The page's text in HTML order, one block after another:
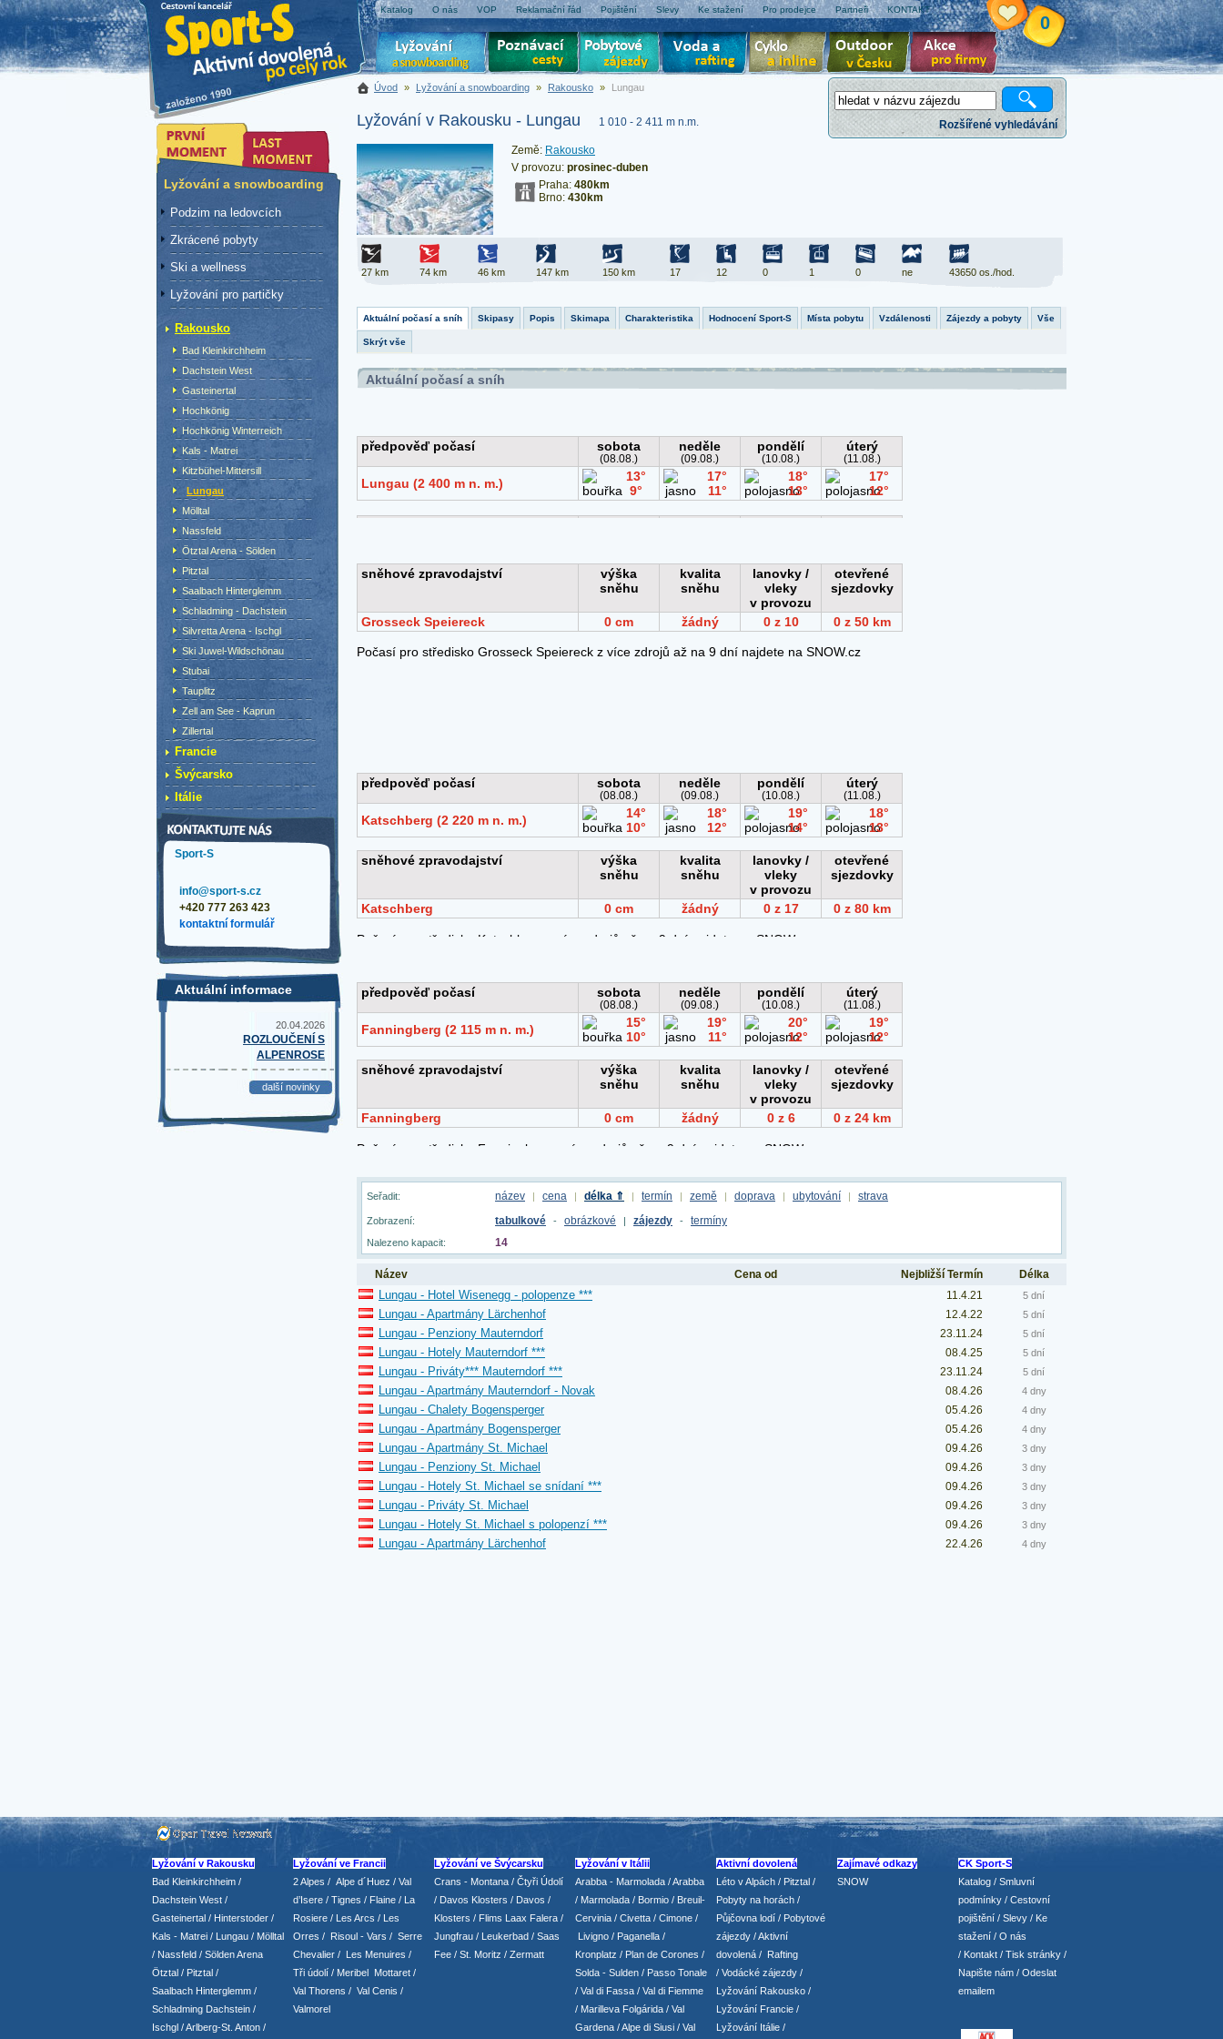
Katalog O nás VOP Reklamační řád Pojištění Slevy Ke stažení Pro prodejce Partneři KONTAKT
0
Rozšířené vyhledávání
Úvod » Lyžování a snowboarding » Rakousko » Lungau
Lyžování v Rakousku - Lungau 1 010 - 2 411 m n.m.
Země: Rakousko
V provozu: prosinec-duben
Praha: 480km
Brno: 430km
27 km 74 km 46 km 147 km 150 km 17 12 0 1 0 ne 43650 os./hod.
Aktuální počasí a sníh Skipasy Popis Skimapa Charakteristika Hodnocení Sport-S Místa pobytu Vzdálenosti Zájezdy a pobyty Vše
Skrýt vše
Aktuální počasí a sníh
Seřadit: název | cena | délka ⇑ | termín | země | doprava | ubytování | strava
Zobrazení: tabulkové - obrázkové | zájezdy - termíny
Nalezeno kapacit: 14
Název Cena od Nejbližší Termín Délka
Lungau - Hotel Wisenegg - polopenze *** 11.4.21 5 dní
Lungau - Apartmány Lärchenhof 12.4.22 5 dní
Lungau - Penziony Mauterndorf 23.11.24 5 dní
Lungau - Hotely Mauterndorf *** 08.4.25 5 dní
Lungau - Priváty*** Mauterndorf *** 23.11.24 5 dní
Lungau - Apartmány Mauterndorf - Novak 08.4.26 4 dny
Lungau - Chalety Bogensperger 05.4.26 4 dny
Lungau - Apartmány Bogensperger 05.4.26 4 dny
Lungau - Apartmány St. Michael 09.4.26 3 dny
Lungau - Penziony St. Michael 09.4.26 3 dny
Lungau - Hotely St. Michael se snídaní *** 09.4.26 3 dny
Lungau - Priváty St. Michael 09.4.26 3 dny
Lungau - Hotely St. Michael s polopenzí *** 09.4.26 3 dny
Lungau - Apartmány Lärchenhof 22.4.26 4 dny
Lyžování a snowboarding
Podzim na ledovcích
Zkrácené pobyty
Ski a wellness
Lyžování pro partičky
Rakousko
Bad Kleinkirchheim
Dachstein West
Gasteinertal
Hochkönig
Hochkönig Winterreich
Kals - Matrei
Kitzbühel-Mittersill
Lungau
Mölltal
Nassfeld
Ötztal Arena - Sölden
Pitztal
Saalbach Hinterglemm
Schladming - Dachstein
Silvretta Arena - Ischgl
Ski Juwel-Wildschönau
Stubai
Tauplitz
Zell am See - Kaprun
Zillertal
Francie
Švýcarsko
Itálie
Sport-S
info@sport-s.cz
+420 777 263 423
kontaktní formulář
Aktuální informace
20.04.2026
ROZLOUČENÍ S
ALPENROSE
další novinky
Lyžování v Rakousku
Bad Kleinkirchheim /
Dachstein West /
Gasteinertal / Hinterstoder /
Kals - Matrei / Lungau / Mölltal
/ Nassfeld / Sölden Arena
Ötztal / Pitztal /
Saalbach Hinterglemm /
Schladming Dachstein /
Ischgl /Arlberg-St. Anton /
Lyžování ve Francii
2 Alpes / Alpe d´Huez / Val
d’Isere / Tignes / Flaine / La
Rosiere / Les Arcs / Les
Orres / Risoul - Vars / Serre
Chevalier / Les Menuires /
Tři údolí / Meribel Mottaret /
Val Thorens / Val Cenis /
Valmorel
Lyžování ve Švýcarsku
Crans - Montana / Čtyři Údolí
/ Davos Klosters / Davos /
Klosters / Flims Laax Falera /
Jungfrau / Leukerbad / Saas
Fee / St. Moritz / Zermatt
Lyžování v Itálii
Arabba - Marmolada /Arabba
/ Marmolada / Bormio / Breuil-
Cervinia / Civetta / Cimone /
Livigno / Paganella /
Kronplatz / Plan de Corones /
Solda - Sulden / Passo Tonale
/ Val di Fassa / Val di Fiemme
/ Marilleva Folgárida / Val
Gardena /Alpe di Siusi / Val
Aktivní dovolená
Léto v Alpách / Pitztal /
Pobyty na horách /
Půjčovna lodí / Pobytové
zájezdy /Aktivní
dovolená / Rafting
/ Vodácké zájezdy /
Lyžování Rakousko /
Lyžování Francie /
Lyžování Itálie /
Zajímavé odkazy
SNOW
CK Sport-S
Katalog / Smluvní
podmínky / Cestovní
pojištění / Slevy / Ke
stažení / O nás
/ Kontakt / Tisk stránky /
Napište nám / Odeslat
emailem